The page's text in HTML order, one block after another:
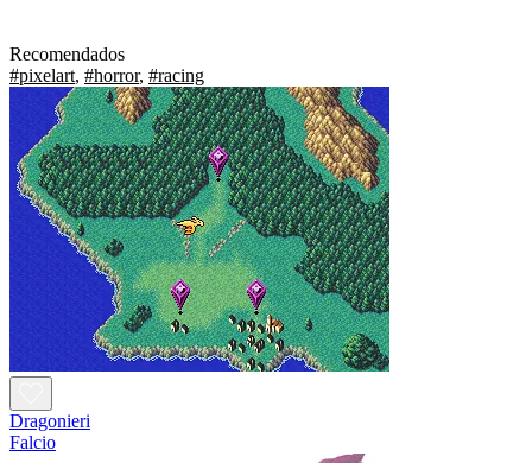
Recomendados
#pixelart, #horror, #racing
Dragonieri
Falcio